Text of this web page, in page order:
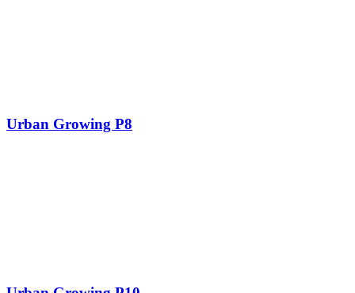
Urban Growing P8